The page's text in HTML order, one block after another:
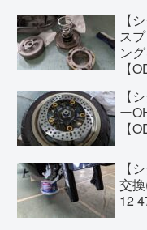
【
ス
ン
【
【
ー
【
【
交
12